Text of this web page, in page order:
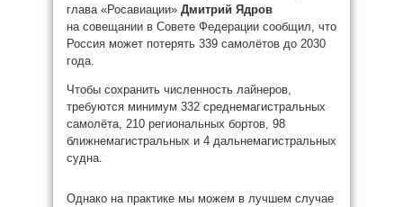
глава «Росавиации» Дмитрий Ядров
на совещании в Совете Федерации сообщил, что
Россия может потерять 339 самолётов до 2030
года.
Чтобы сохранить численность лайнеров,
требуются минимум 332 среднемагистральных
самолёта, 210 региональных бортов, 98
ближнемагистральных и 4 дальнемагистральных
судна.
Однако на практике мы можем в лучшем случае